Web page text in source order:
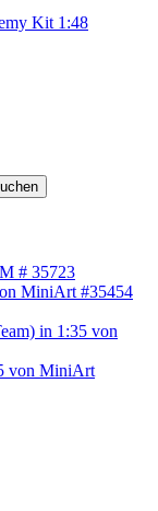
Kit 1:48
# 35723
MiniArt #35454
in 1:35 von
von MiniArt